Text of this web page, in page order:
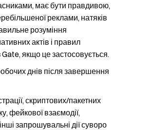
має бути правдивою,
реклами, натяків
розуміння
актів і правил
якщо це застосовується.
днів після завершення
скриптових/пакетних
фейкової взаємодії,
запрошувальні дії суворо